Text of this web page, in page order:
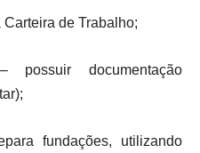
de Trabalho;
possuir documentação
fundações, utilizando